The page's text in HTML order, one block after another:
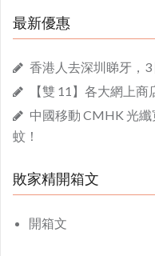
最新優惠
香港人去深圳睇牙，
【雙 11】各大網上商
中國移動 CMHK 光
蚊！
敗家精開箱文
開箱文